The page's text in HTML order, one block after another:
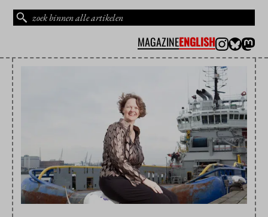
MAGAZINEENGLISH